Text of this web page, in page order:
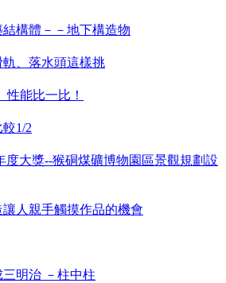
結構體－－地下構造物
、落水頭這樣挑
能比一比！
1/2
度大獎--猴硐煤礦博物園區景觀規劃設
人親手觸摸作品的機會
明治 －柱中柱